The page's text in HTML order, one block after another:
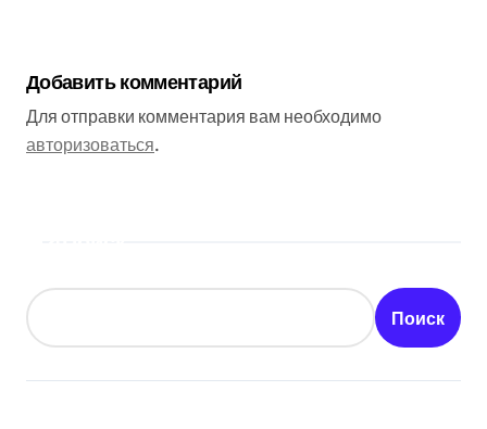
Добавить комментарий
Для отправки комментария вам необходимо
авторизоваться.
Поиск